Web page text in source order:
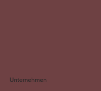
Unternehmen